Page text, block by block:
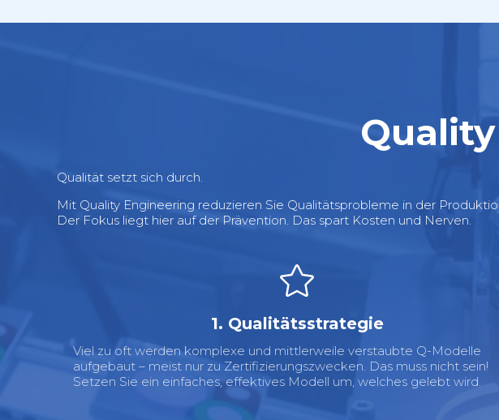
Qualität setzt sich durch.
Mit Quality Engineering reduzieren Sie Qualitätsprobleme in der
Der Fokus liegt hier auf der Prävention. Das spart Kosten und Nerven.
1. Qualitätsstrategie
Viel zu oft werden komplexe und mittlerweile verstaubte Q-Modelle
aufgebaut – meist nur zu Zertifizierungszwecken. Das muss nicht sein!
Setzen Sie ein einfaches, effektives Modell um, welches gelebt wird.